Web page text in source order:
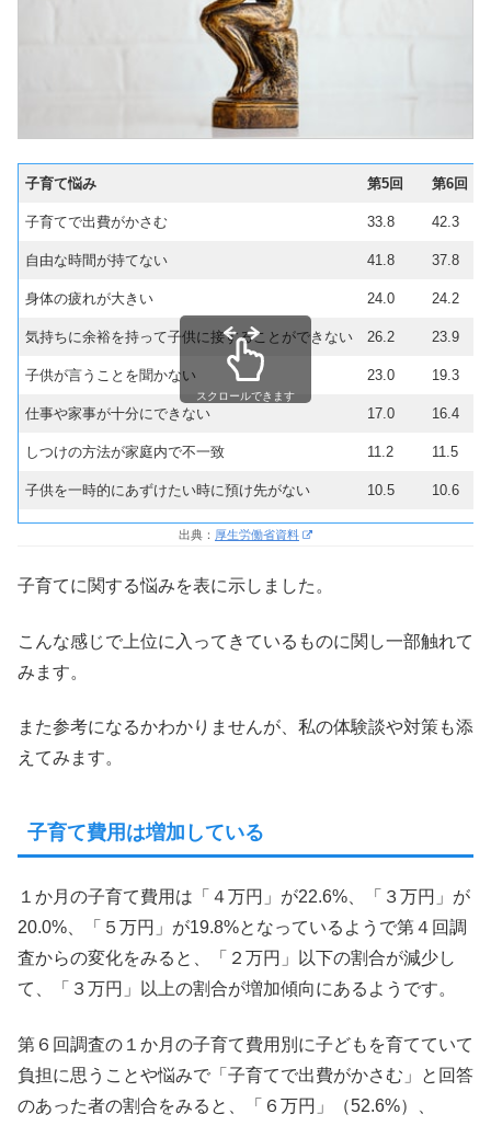
子育て悩み 第5回 第6回
子育てで出費がかさむ 33.8 42.3
自由な時間が持てない 41.8 37.8
身体の疲れが大きい 24.0 24.2
気持ちに余裕を持って子供に接することができない 26.2 23.9
子供が言うことを聞かない 23.0 19.3
仕事や家事が十分にできない 17.0 16.4
しつけの方法が家庭内で不一致 11.2 11.5
子供を一時的にあずけたい時に預け先がない 10.5 10.6
スクロールできます
出典： 厚生労働省資料
子育てに関する悩みを表に示しました。
こんな感じで上位に入ってきているものに関し一部触れて
みます。
また参考になるかわかりませんが、私の体験談や対策も添
えてみます。
子育て費用は増加している
１か月の子育て費用は「４万円」が22.6%、「３万円」が
20.0%、「５万円」が19.8%となっているようで第４回調
査からの変化をみると、「２万円」以下の割合が減少し
て、「３万円」以上の割合が増加傾向にあるようです。
第６回調査の１か月の子育て費用別に子どもを育てていて
負担に思うことや悩みで「子育てで出費がかさむ」と回答
のあった者の割合をみると、「６万円」（52.6%）、